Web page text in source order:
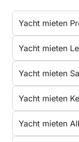
Yacht mieten
Yacht mieten
Yacht mieten
Yacht mieten
Yacht mieten